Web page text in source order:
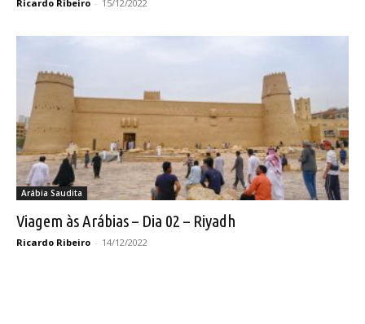
Ricardo Ribeiro - 15/12/2022
Arábia Saudita
Viagem às Arábias – Dia 02 – Riyadh
Ricardo Ribeiro - 14/12/2022